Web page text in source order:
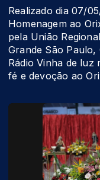
Realizado dia 07/
Homenagem ao
pela União
Grande São
Rádio Vinha de luz
fé e devoção ao